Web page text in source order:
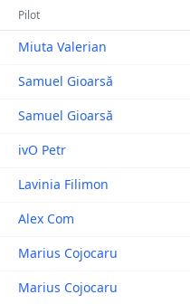
Pilot
Miuta Valerian
Samuel Gioarsă
Samuel Gioarsă
ivO Petr
Lavinia Filimon
Alex Com
Marius Cojocaru
Marius Cojocaru